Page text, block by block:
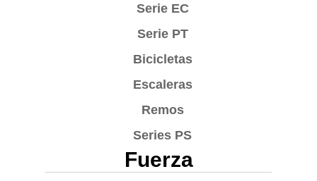
Serie EC
Serie PT
Bicicletas
Escaleras
Remos
Series PS
Fuerza